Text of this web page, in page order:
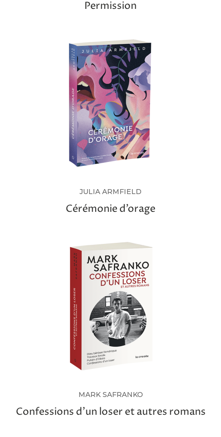
Permission
JULIA ARMFIELD
Cérémonie d’orage
MARK SAFRANKO
Confessions d’un loser et autres romans